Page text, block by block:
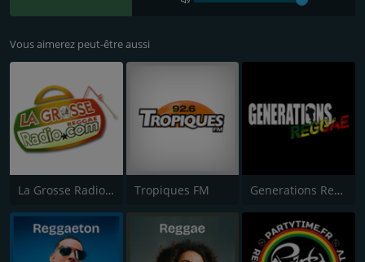
Vous aimerez peut-être aussi
La Grosse Radio Reggae Tropiques FM Generations Reggae